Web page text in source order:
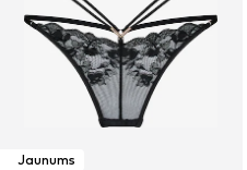
Jaunums